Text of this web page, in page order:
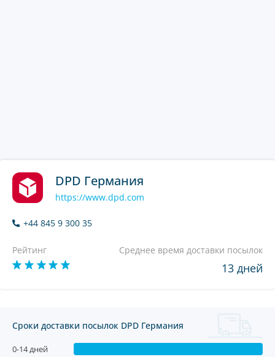
DPD Германия
https://www.dpd.com
+44 845 9 300 35
Рейтинг Среднее время доставки посылок
13 дней
Сроки доставки посылок DPD Германия
0-14 дней